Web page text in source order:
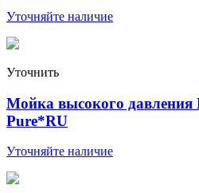
Уточняйте наличие
Уточнить
Мойка высокого
Pure*RU
Уточняйте наличие